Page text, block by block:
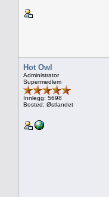
Hot Owl
Administrator
Supermedlem
Innlegg: 5698
Bosted: Østlandet